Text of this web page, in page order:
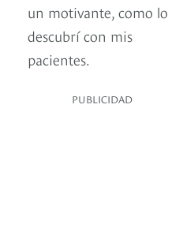
un motivante, como lo
descubrí con mis
pacientes.
PUBLICIDAD